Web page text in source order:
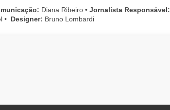
Diana Ribeiro • Jornalista Responsável:
• Designer: Bruno Lombardi